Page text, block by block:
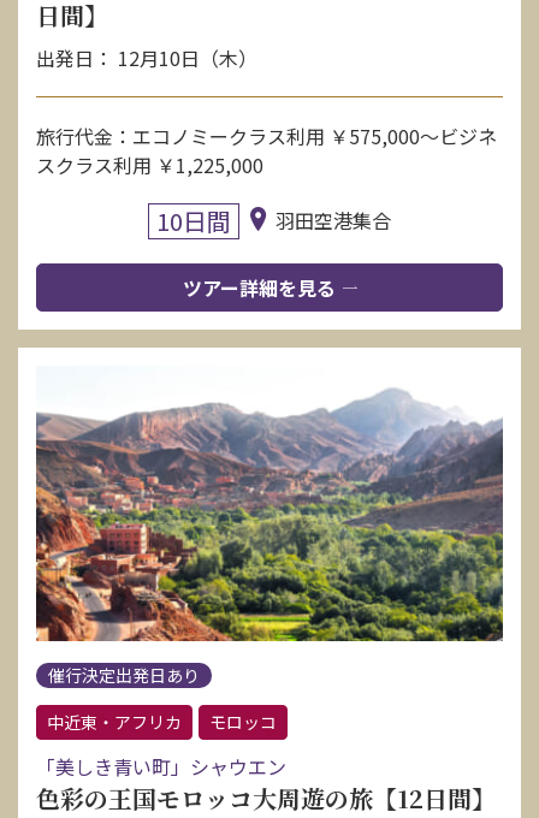
日間】
出発日： 12月10日（木）
旅行代金：エコノミークラス利用 ￥575,000〜ビジネ
スクラス利用 ￥1,225,000
10日間 羽田空港集合
ツアー詳細を見る
催行決定出発日あり
中近東・アフリカ
モロッコ
「美しき青い町」シャウエン
色彩の王国モロッコ大周遊の旅【12日間】